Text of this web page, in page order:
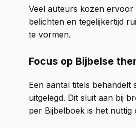
Veel auteurs kozen
belichten en tegelijkertijd
te vormen.
Focus op Bijbelse
Een aantal titels
uitgelegd. Dit sluit aan bij
per Bijbelboek is het nuttig